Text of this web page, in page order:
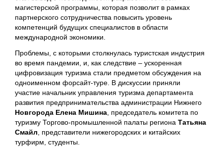
магистерской программы, которая позволит в рамках
партнерского сотрудничества повысить уровень
компетенций будущих специалистов в области
международной экономики.
Проблемы, с которыми столкнулась туристская индустрия
во время пандемии, и, как следствие – ускоренная
цифровизация туризма стали предметом обсуждения на
одноименном форсайт-туре. В дискуссии приняли
участие начальник управления туризма департамента
развития предпринимательства администрации Нижнего
Новгорода Елена Мишина , председатель комитета по
туризму Торгово-промышленной палаты региона Татьяна
Смайл , представители нижегородских и китайских
турфирм, студенты.